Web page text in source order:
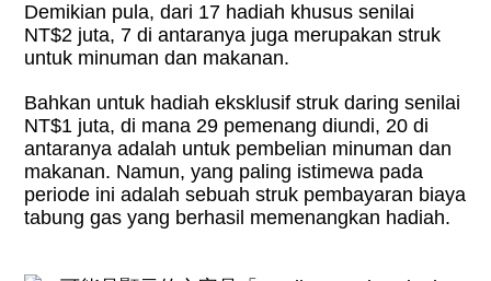
Demikian pula, dari 17 hadiah khusus senilai
NT$2 juta, 7 di antaranya juga merupakan struk
untuk minuman dan makanan.
Bahkan untuk hadiah eksklusif struk daring senilai
NT$1 juta, di mana 29 pemenang diundi, 20 di
antaranya adalah untuk pembelian minuman dan
makanan. Namun, yang paling istimewa pada
periode ini adalah sebuah struk pembayaran biaya
tabung gas yang berhasil memenangkan hadiah.